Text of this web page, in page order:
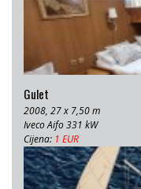
Gulet
2008, 27 x 7,50 m
Iveco Aifo 331 kW
Cijena: 1 EUR